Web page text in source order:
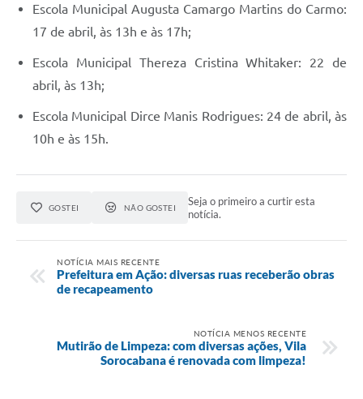
Escola Municipal Augusta Camargo Martins do Carmo:
17 de abril, às 13h e às 17h;
Escola Municipal Thereza Cristina Whitaker: 22 de
abril, às 13h;
Escola Municipal Dirce Manis Rodrigues: 24 de abril, às
10h e às 15h.
GOSTEI NÃO GOSTEI
Seja o primeiro a curtir esta
notícia.
NOTÍCIA MAIS RECENTE
Prefeitura em Ação: diversas ruas receberão obras
de recapeamento
NOTÍCIA MENOS RECENTE
Mutirão de Limpeza: com diversas ações, Vila
Sorocabana é renovada com limpeza!